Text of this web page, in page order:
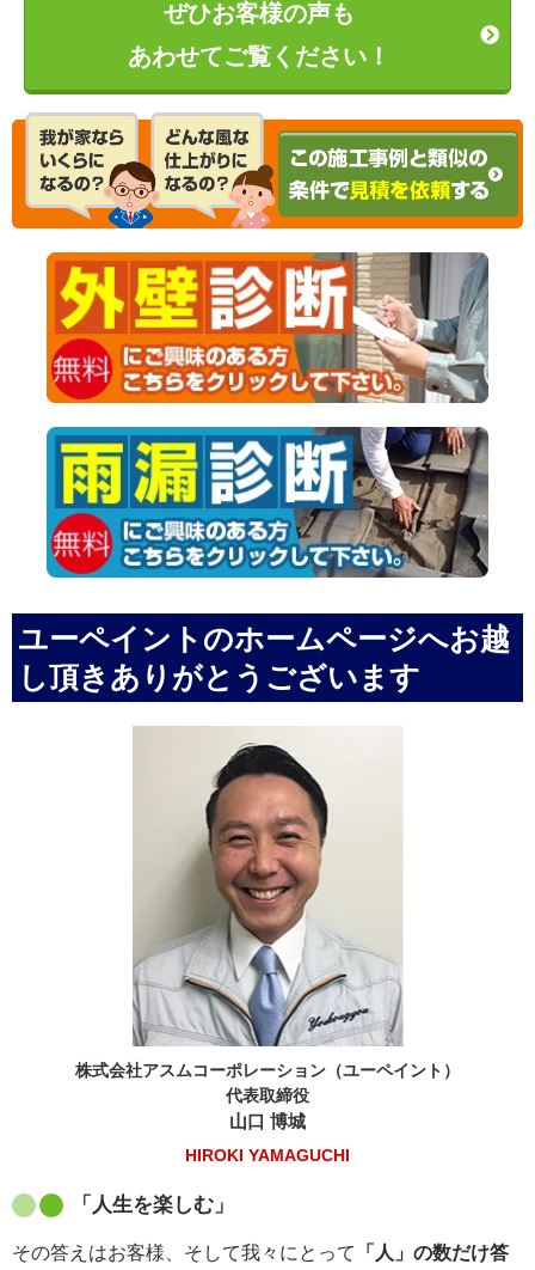
ぜひお客様の声も
あわせてご覧ください！
ユーペイントのホームページへお越
し頂きありがとうございます
株式会社アスムコーポレーション（ユーペイント）
代表取締役
山口 博城
HIROKI YAMAGUCHI
「人生を楽しむ」
その答えはお客様、そして我々にとって
「人」の数だけ答